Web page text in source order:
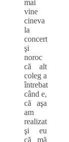
mai
vine
cineva
la
concert
şi
noroc
că alt
coleg a
întrebat
când e,
că aşa
am
realizat
şi eu
că mă